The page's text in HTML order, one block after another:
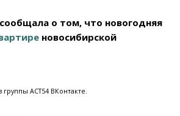
о том, что новогодняя
новосибирской
АСТ54 ВКонтакте.